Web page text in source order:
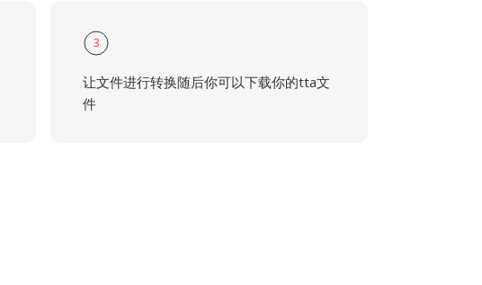
3
让文件进行转换随后你可以下载你的tta文
件